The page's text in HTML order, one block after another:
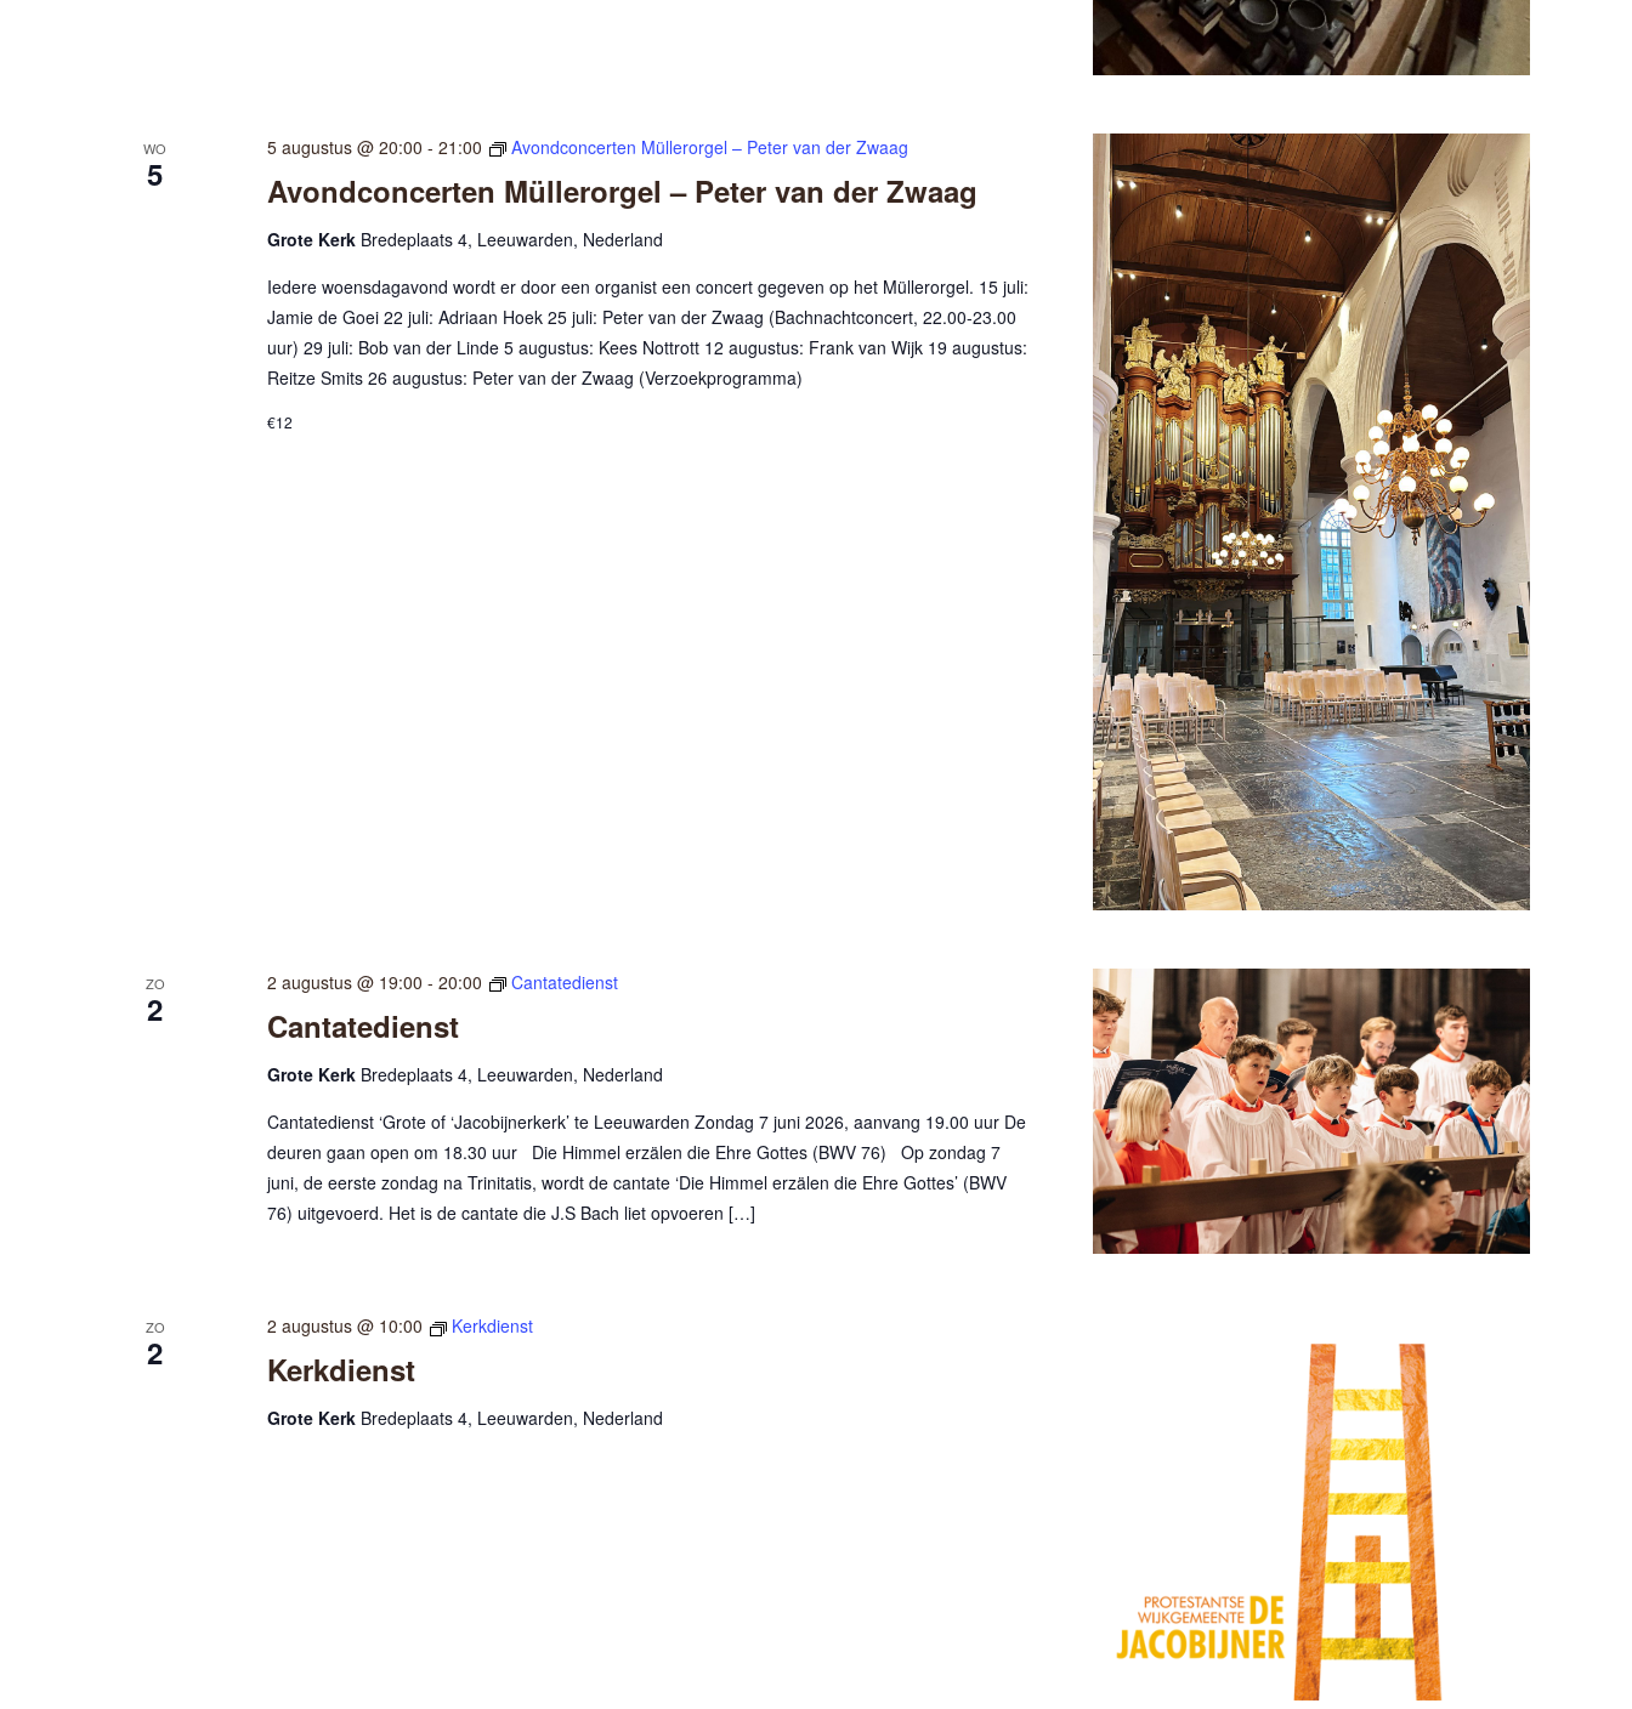
WO
5 Avondconcerten Müllerorgel – Peter van der Zwaag
5 augustus @ 20:00 - 21:00 Avondconcerten Müllerorgel – Peter van der Zwaag
Grote Kerk Bredeplaats 4, Leeuwarden, Nederland
Iedere woensdagavond wordt er door een organist een concert gegeven op het Müllerorgel. 15 juli:
Jamie de Goei 22 juli: Adriaan Hoek 25 juli: Peter van der Zwaag (Bachnachtconcert, 22.00-23.00
uur) 29 juli: Bob van der Linde 5 augustus: Kees Nottrott 12 augustus: Frank van Wijk 19 augustus:
Reitze Smits 26 augustus: Peter van der Zwaag (Verzoekprogramma)
€12
ZO
2 Cantatedienst
2 augustus @ 19:00 - 20:00 Cantatedienst
Grote Kerk Bredeplaats 4, Leeuwarden, Nederland
Cantatedienst ‘Grote of ‘Jacobijnerkerk’ te Leeuwarden Zondag 7 juni 2026, aanvang 19.00 uur De
deuren gaan open om 18.30 uur Die Himmel erzälen die Ehre Gottes (BWV 76) Op zondag 7
juni, de eerste zondag na Trinitatis, wordt de cantate ‘Die Himmel erzälen die Ehre Gottes’ (BWV
76) uitgevoerd. Het is de cantate die J.S Bach liet opvoeren […]
ZO
2 Kerkdienst
2 augustus @ 10:00 Kerkdienst
Grote Kerk Bredeplaats 4, Leeuwarden, Nederland